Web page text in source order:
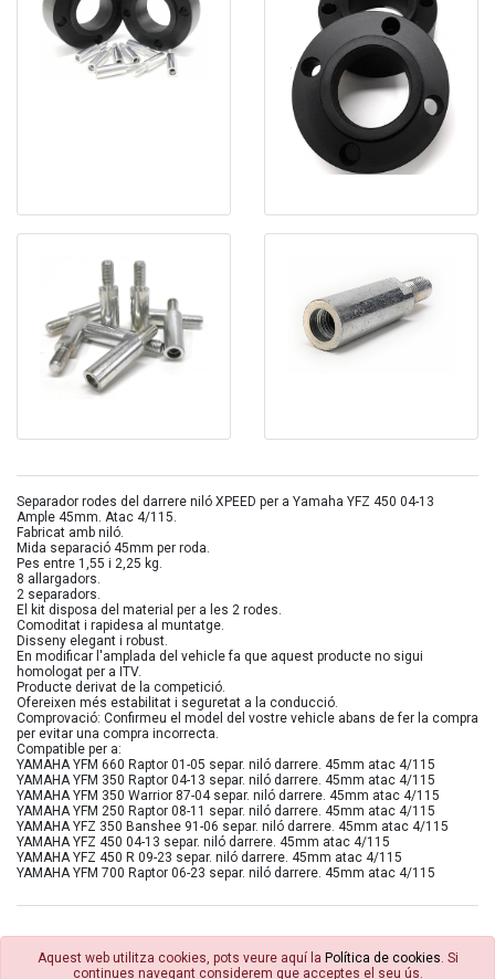
Separador rodes del darrere niló XPEED per a Yamaha YFZ 450 04-13
Ample 45mm. Atac 4/115.
Fabricat amb niló.
Mida separació 45mm per roda.
Pes entre 1,55 i 2,25 kg.
8 allargadors.
2 separadors.
El kit disposa del material per a les 2 rodes.
Comoditat i rapidesa al muntatge.
Disseny elegant i robust.
En modificar l'amplada del vehicle fa que aquest producte no sigui
homologat per a ITV.
Producte derivat de la competició.
Ofereixen més estabilitat i seguretat a la conducció.
Comprovació: Confirmeu el model del vostre vehicle abans de fer la compra
per evitar una compra incorrecta.
Compatible per a:
YAMAHA YFM 660 Raptor 01-05 separ. niló darrere. 45mm atac 4/115
YAMAHA YFM 350 Raptor 04-13 separ. niló darrere. 45mm atac 4/115
YAMAHA YFM 350 Warrior 87-04 separ. niló darrere. 45mm atac 4/115
YAMAHA YFM 250 Raptor 08-11 separ. niló darrere. 45mm atac 4/115
YAMAHA YFZ 350 Banshee 91-06 separ. niló darrere. 45mm atac 4/115
YAMAHA YFZ 450 04-13 separ. niló darrere. 45mm atac 4/115
YAMAHA YFZ 450 R 09-23 separ. niló darrere. 45mm atac 4/115
YAMAHA YFM 700 Raptor 06-23 separ. niló darrere. 45mm atac 4/115
Aquest web utilitza cookies, pots veure aquí la Política de cookies . Si
continues navegant considerem que acceptes el seu ús.